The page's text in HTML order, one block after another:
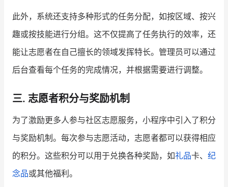
此外，系统还支持多种形式的任务分配，如按区域、按兴
趣或按技能进行分组。这不仅提高了任务执行的效率，还
能让志愿者在自己擅长的领域发挥特长。管理员可以通过
后台查看每个任务的完成情况，并根据需要进行调整。
三. 志愿者积分与奖励机制
为了激励更多人参与社区志愿服务，小程序中引入了积分
与奖励机制。每次参与志愿活动，志愿者都可以获得相应
的积分。这些积分可以用于兑换各种奖励，如礼品卡、 纪
念品或其他福利。